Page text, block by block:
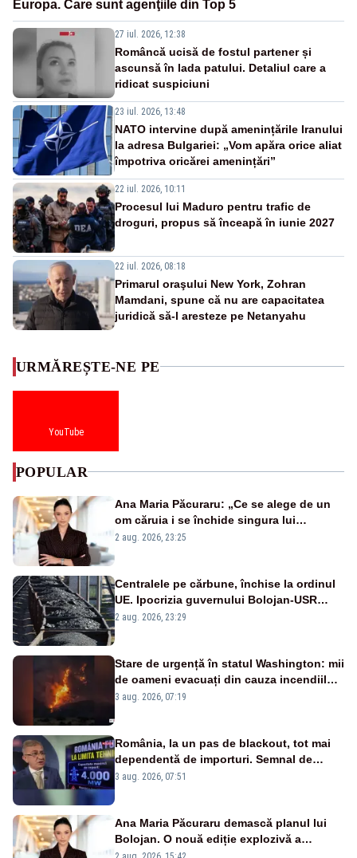
Europa. Care sunt agenţiile din Top 5
27 iul. 2026, 12:38
Româncă ucisă de fostul partener și
ascunsă în lada patului. Detaliul care a
ridicat suspiciuni
23 iul. 2026, 13:48
NATO intervine după amenințările Iranului
la adresa Bulgariei: „Vom apăra orice aliat
împotriva oricărei amenințări”
22 iul. 2026, 10:11
Procesul lui Maduro pentru trafic de
droguri, propus să înceapă în iunie 2027
22 iul. 2026, 08:18
Primarul oraşului New York, Zohran
Mamdani, spune că nu are capacitatea
juridică să-l aresteze pe Netanyahu
URMĂREȘTE-NE PE
YouTube
POPULAR
Ana Maria Păcuraru: „Ce se alege de un
om căruia i se închide singura lui
portiță?”
2 aug. 2026, 23:25
Centralele pe cărbune, închise la ordinul
UE. Ipocrizia guvernului Bolojan-USR
după starea de alertă
2 aug. 2026, 23:29
Stare de urgență în statul Washington: mii
de oameni evacuați din cauza incendiilor
puternice de vegetație
3 aug. 2026, 07:19
România, la un pas de blackout, tot mai
dependentă de importuri. Semnal de
alarmă tras de un expert în energie
3 aug. 2026, 07:51
Ana Maria Păcuraru demască planul lui
Bolojan. O nouă ediție explozivă a
emisiunii „Miza Zilei” la Realitatea PLUS